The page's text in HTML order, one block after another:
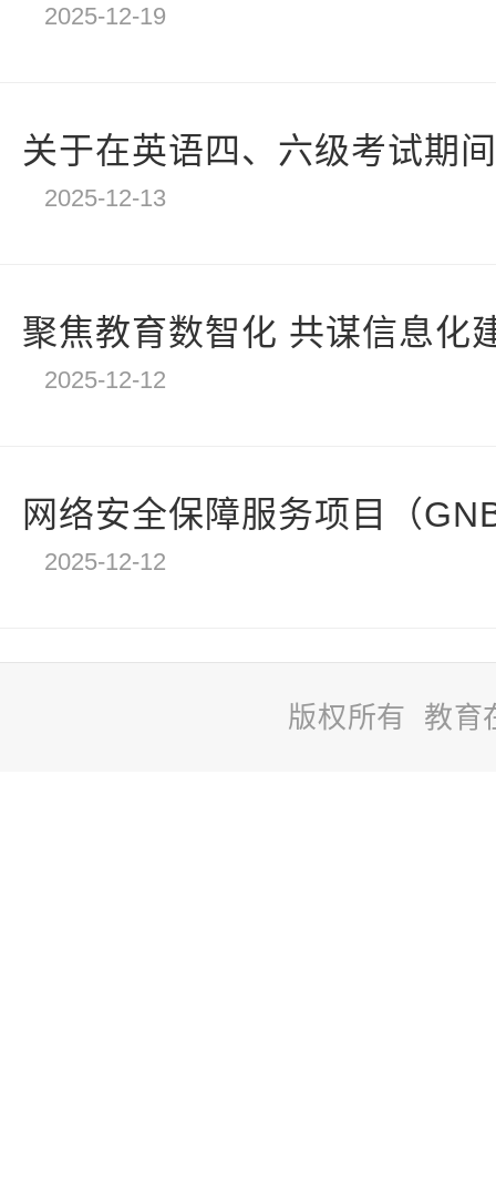
2025-12-19
关于在英语四、六级考试期
2025-12-13
聚焦教育数智化 共谋信息化
2025-12-12
网络安全保障服务项目（
2025-12-12
版权所有 教育